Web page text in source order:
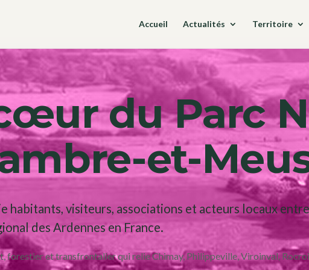
Accueil Actualités Territoire
du Parc
et-
habitants, visiteurs, associations et acteurs locaux
des Ardennes en France.
forestier et transfrontalier qui relie Chimay, Philippeville, Viroinval,